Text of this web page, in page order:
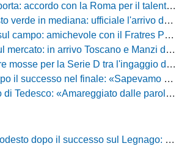
accordo con la Roma per il talento Zelezny
ufficiale l'arrivo del classe 2008 Gianluca Ajello
con il Fratres Perignano e sguardo al nuovo girone E
arrivo Toscano e Manzi dall'Avellino per la Serie C
la Serie D tra l'ingaggio di Diakhate e due rinnovi chiave
«Sapevamo che avremmo sofferto, ma si è vista la voglia di vincere»
dalle parole di Alessandro Gaucci, mi hanno ferito umanamente»
sul Legnago: "Buona tenuta nervosa, ma dobbiamo migliorare"